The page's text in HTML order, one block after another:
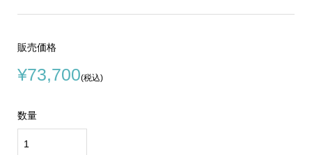
販売価格
¥73,700(税込)
数量